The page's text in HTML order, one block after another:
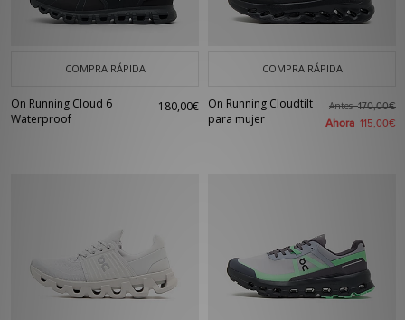
COMPRA RÁPIDA
On Running Cloud 6
Waterproof
180,00€
COMPRA RÁPIDA
On Running Cloudtilt
para mujer
Antes170,00€
Ahora 115,00€